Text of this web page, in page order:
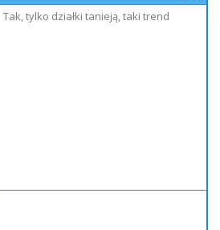
Tak, tylko działki tanieją, taki trend